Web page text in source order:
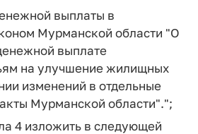
выплаты в
Мурманской области "О
выплате
на улучшение жилищных
изменений в отдельные
Мурманской области".";
4 изложить в следующей